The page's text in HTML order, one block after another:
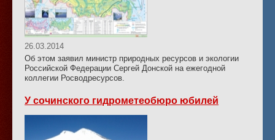
26.03.2014
Об этом заявил министр природных ресурсов и экологии
Российской Федерации Сергей Донской на ежегодной
коллегии Росводресурсов.
У сочинского гидрометеобюро юбилей